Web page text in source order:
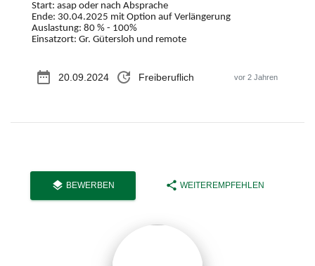
Start: asap oder nach Absprache
Ende: 30.04.2025 mit Option auf Verlängerung
Auslastung: 80 % - 100%
Einsatzort: Gr. Gütersloh und remote
date_range 20.09.2024 update Freiberuflich vor 2 Jahren
layers BEWERBEN share WEITEREMPFEHLEN